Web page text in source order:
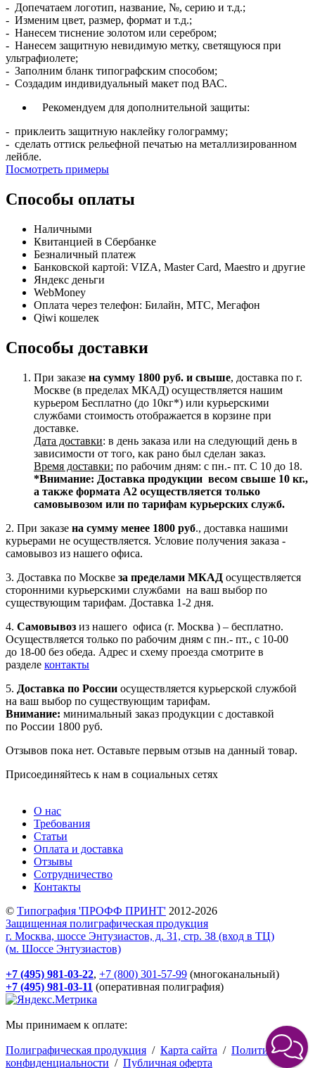
- Допечатаем логотип, название, №, серию и т.д.;
- Изменим цвет, размер, формат и т.д.;
- Нанесем тиснение золотом или серебром;
- Нанесем защитную невидимую метку, светящуюся при
ультрафиолете;
- Заполним бланк типографским способом;
- Создадим индивидуальный макет под ВАС.
Рекомендуем для дополнительной защиты:
- приклеить защитную наклейку голограмму;
- сделать оттиск рельефной печатью на металлизированном
лейбле.
Посмотреть примеры
Способы оплаты
Наличными
Квитанцией в Сбербанке
Безналичный платеж
Банковской картой: VIZA, Master Card, Maestro и другие
Яндекс деньги
WebMoney
Оплата через телефон: Билайн, МТС, Мегафон
Qiwi кошелек
Способы доставки
При заказе на сумму 1800 руб. и свыше, доставка по г.
Москве (в пределах МКАД) осуществляется нашим
курьером Бесплатно (до 10кг*) или курьерскими
службами стоимость отображается в корзине при
доставке.
Дата доставки: в день заказа или на следующий день в
зависимости от того, как рано был сделан заказ.
Время доставки: по рабочим дням: с пн.- пт. С 10 до 18.
*Внимание: Доставка продукции весом свыше 10 кг.,
а также формата А2 осуществляется только
самовывозом или по тарифам курьерских служб.
2. При заказе на сумму менее 1800 руб., доставка нашими
курьерами не осуществляется. Условие получения заказа -
самовывоз из нашего офиса.
3. Доставка по Москве за пределами МКАД осуществляется
сторонними курьерскими службами на ваш выбор по
существующим тарифам. Доставка 1-2 дня.
4. Самовывоз из нашего офиса (г. Москва ) – бесплатно.
Осуществляется только по рабочим дням с пн.- пт., с 10-00
до 18-00 без обеда. Адрес и схему проезда смотрите в
разделе контакты
5. Доставка по России осуществляется курьерской службой
на ваш выбор по существующим тарифам.
Внимание: минимальный заказ продукции с доставкой
по России 1800 руб.
Отзывов пока нет. Оставьте первым отзыв на данный товар.
Присоединяйтесь к нам в социальных сетях
О нас
Требования
Статьи
Оплата и доставка
Отзывы
Сотрудничество
Контакты
© Типография 'ПРОФФ ПРИНТ' 2012-2026
Защищенная полиграфическая продукция
г. Москва, шоссе Энтузиастов, д. 31, стр. 38 (вход в ТЦ)
(м. Шоссе Энтузиастов)
+7 (495) 981-03-22, +7 (800) 301-57-99 (многоканальный)
+7 (495) 981-03-11 (оперативная полиграфия)
Мы принимаем к оплате:
Полиграфическая продукция / Карта сайта / Политика
конфиденциальности / Публичная оферта